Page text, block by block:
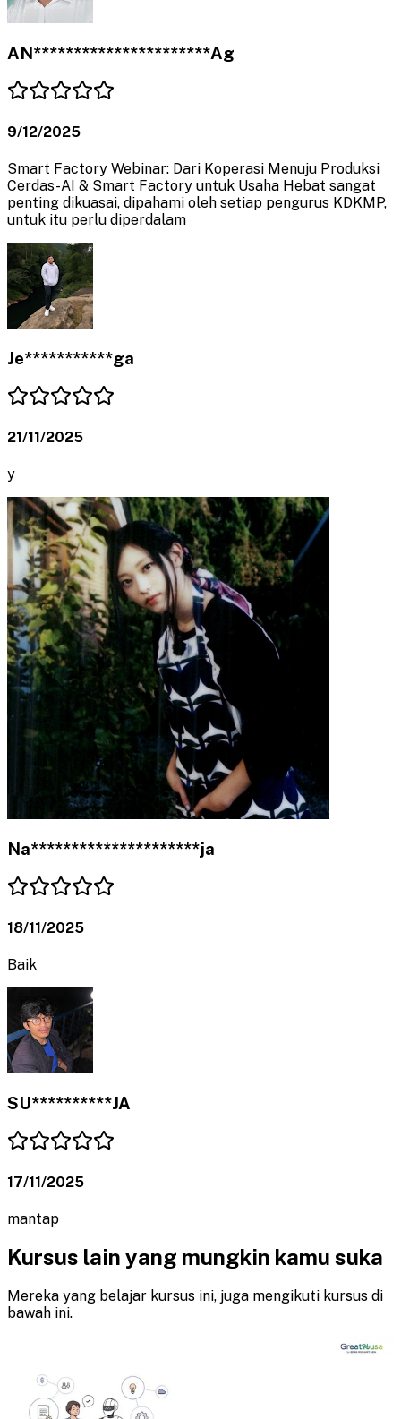
AN**********************Ag
9/12/2025
Smart Factory Webinar: Dari Koperasi Menuju Produksi
Cerdas-AI & Smart Factory untuk Usaha Hebat sangat
penting dikuasai, dipahami oleh setiap pengurus KDKMP,
untuk itu perlu diperdalam
Je***********ga
21/11/2025
y
Na*********************ja
18/11/2025
Baik
SU**********JA
17/11/2025
mantap
Kursus lain yang mungkin kamu suka
Mereka yang belajar kursus ini, juga mengikuti kursus di
bawah ini.